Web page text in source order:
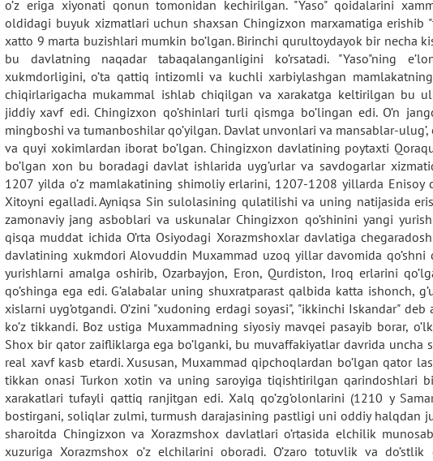
o’z eriga xiyonati qonun tomonidan kechirilgan. "Yaso" qoidalarini
oldidagi buyuk xizmatlari uchun shaxsan Chingizxon marxamatiga erishib
xatto 9 marta buzishlari mumkin bo’lgan. Birinchi qurultoydayok bir necha
bu davlatning naqadar tabaqalanganligini ko’rsatadi. "Yaso"ning
xukmdorligini, o’ta qattiq intizomli va kuchli xarbiylashgan
chiqirlarigacha mukammal ishlab chiqilgan va xarakatga keltirilgan bu
jiddiy xavf edi. Chingizxon qo’shinlari turli qismga bo’lingan edi. O’n
mingboshi va tumanboshilar qo’yilgan. Davlat unvonlari va mansablar-
va quyi xokimlardan iborat bo’lgan. Chingizxon davlatining poytaxti
bo’lgan xon bu boradagi davlat ishlarida uyg’urlar va savdogarlar
1207 yilda o’z mamlakatining shimoliy erlarini, 1207-1208 yillarda Enisoy
Xitoyni egalladi. Ayniqsa Sin sulolasining qulatilishi va uning natijasida
zamonaviy jang asboblari va uskunalar Chingizxon qo’shinini yangi
qisqa muddat ichida O’rta Osiyodagi Xorazmshoxlar davlatiga
davlatining xukmdori Alovuddin Muxammad uzoq yillar davomida
yurishlarni amalga oshirib, Ozarbayjon, Eron, Qurdiston, Iroq erlarini
qo’shinga ega edi. G’alabalar uning shuxratparast qalbida katta ishonch,
xislarni uyg’otgandi. O’zini "xudoning erdagi soyasi", "ikkinchi Iskandar"
ko’z tikkandi. Boz ustiga Muxammadning siyosiy mavqei pasayib borar,
Shox bir qator zaifliklarga ega bo’lganki, bu muvaffakiyatlar davrida uncha
real xavf kasb etardi. Xususan, Muxammad qipchoqlardan bo’lgan qator
tikkan onasi Turkon xotin va uning saroyiga tiqishtirilgan qarindoshlari
xarakatlari tufayli qattiq ranjitgan edi. Xalq qo’zg’olonlarini (1210 y
bostirgani, soliqlar zulmi, turmush darajasining pastligi uni oddiy halqdan
sharoitda Chingizxon va Xorazmshox davlatlari o’rtasida elchilik
xuzuriga Xorazmshox o’z elchilarini oboradi. O’zaro totuvlik va